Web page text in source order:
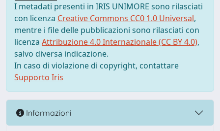
I metadati presenti in IRIS UNIMORE sono rilasciati
con licenza Creative Commons CC0 1.0 Universal,
mentre i file delle pubblicazioni sono rilasciati con
licenza Attribuzione 4.0 Internazionale (CC BY 4.0),
salvo diversa indicazione.
In caso di violazione di copyright, contattare
Supporto Iris
Informazioni